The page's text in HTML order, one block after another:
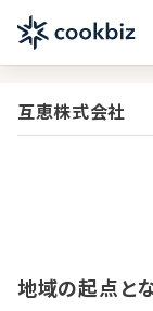
互恵株式会社
地域の起点と